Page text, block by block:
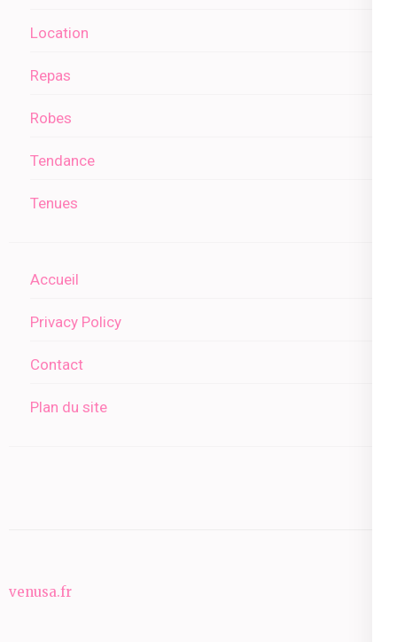
Location
Repas
Robes
Tendance
Tenues
Accueil
Privacy Policy
Contact
Plan du site
venusa.fr